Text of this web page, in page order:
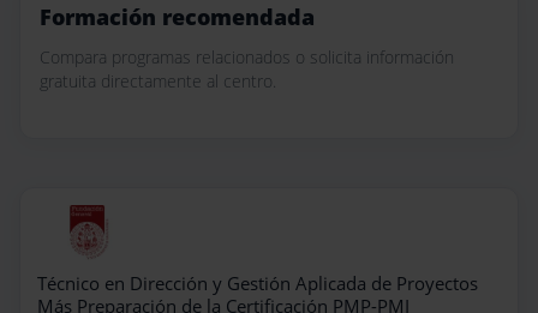
Formación recomendada
Compara programas relacionados o solicita información
gratuita directamente al centro.
Técnico en Dirección y Gestión Aplicada de Proyectos
Más Preparación de la Certificación PMP-PMI